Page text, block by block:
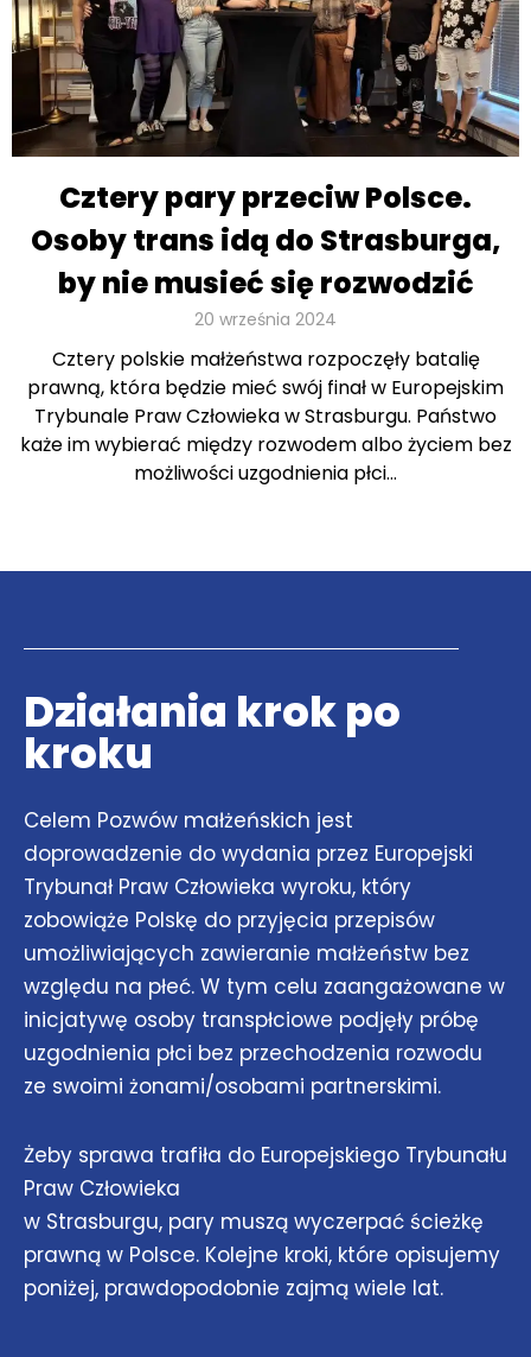
Cztery pary przeciw Polsce.
Osoby trans idą do Strasburga,
by nie musieć się rozwodzić
20 września 2024
Cztery polskie małżeństwa rozpoczęły batalię
prawną, która będzie mieć swój finał w Europejskim
Trybunale Praw Człowieka w Strasburgu. Państwo
każe im wybierać między rozwodem albo życiem bez
możliwości uzgodnienia płci…
Działania krok po
kroku
Celem Pozwów małżeńskich jest
doprowadzenie do wydania przez Europejski
Trybunał Praw Człowieka wyroku, który
zobowiąże Polskę do przyjęcia przepisów
umożliwiających zawieranie małżeństw bez
względu na płeć. W tym celu zaangażowane w
inicjatywę osoby transpłciowe podjęły próbę
uzgodnienia płci bez przechodzenia rozwodu
ze swoimi żonami/osobami partnerskimi.
Żeby sprawa trafiła do Europejskiego Trybunału
Praw Człowieka
w Strasburgu, pary muszą wyczerpać ścieżkę
prawną w Polsce. Kolejne kroki, które opisujemy
poniżej, prawdopodobnie zajmą wiele lat.